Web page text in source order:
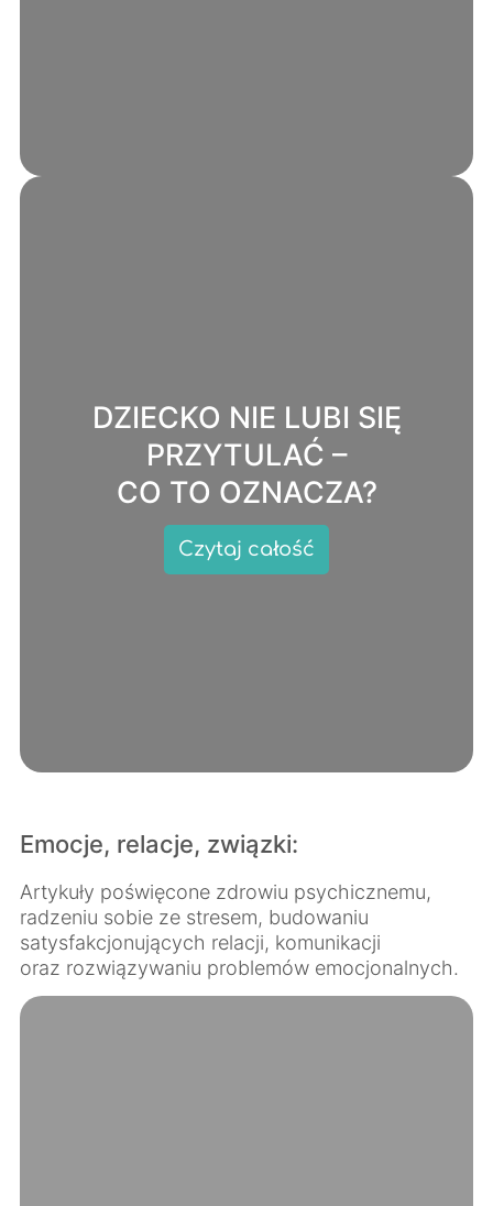
DZIECKO NIE LUBI SIĘ
PRZYTULAĆ –
CO TO OZNACZA?
Czytaj całość
Emocje, relacje, związki:
Artykuły poświęcone zdrowiu psychicznemu,
radzeniu sobie ze stresem, budowaniu
satysfakcjonujących relacji, komunikacji
oraz rozwiązywaniu problemów emocjonalnych.